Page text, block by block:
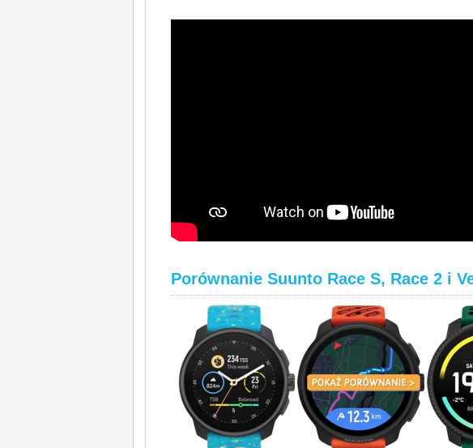
Porównanie Suunto Race S, Race 2 i